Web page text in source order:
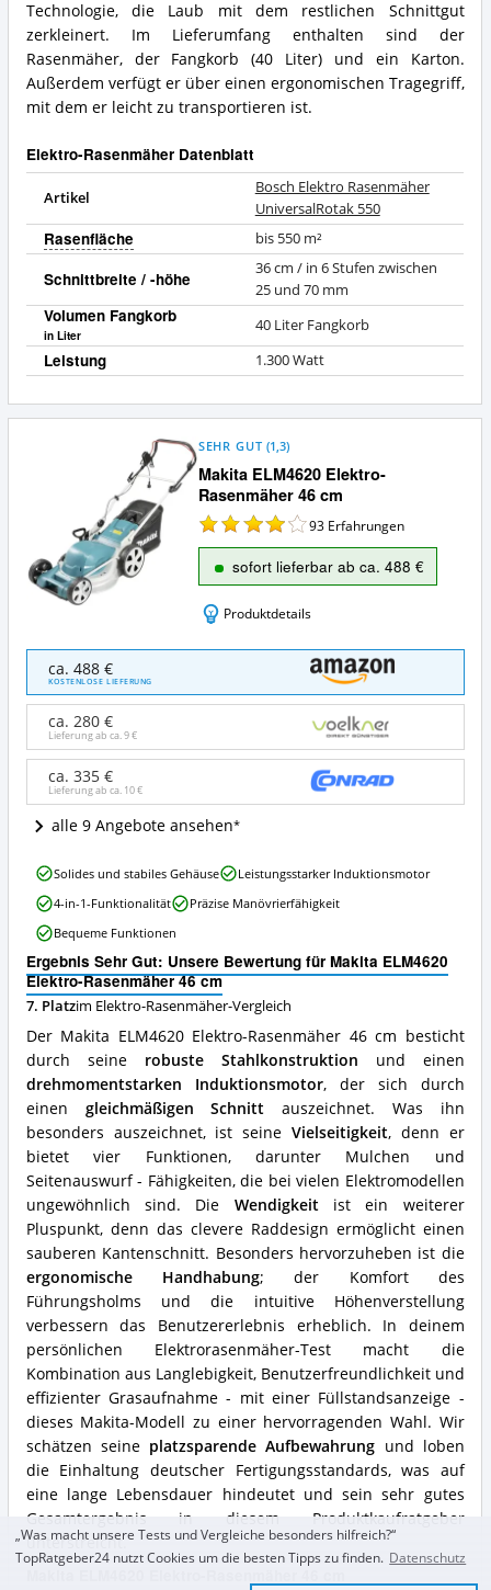
Technologie, die Laub mit dem restlichen Schnittgut
zerkleinert. Im Lieferumfang enthalten sind der
Rasenmäher, der Fangkorb (40 Liter) und ein Karton.
Außerdem verfügt er über einen ergonomischen Tragegriff,
mit dem er leicht zu transportieren ist.
Elektro-Rasenmäher Datenblatt
Artikel
Bosch Elektro Rasenmäher
UniversalRotak 550
Rasenfläche bis 550 m²
Schnittbreite / -höhe
36 cm / in 6 Stufen zwischen
25 und 70 mm
Volumen Fangkorb
in Liter
40 Liter Fangkorb
Leistung 1.300 Watt
Makita ELM4620 Elektro-
Rasenmäher 46 cm
SEHR GUT (1,3)
93 Erfahrungen
sofort lieferbar ab ca. 488 €
Produktdetails
ELM4620
Elektro-
Rasenmäher
cm
Angebote:
ist
dieser
Rasenmäher
erhältlich?
ca. 488 €
KOSTENLOSE LIEFERUNG
ca. 280 €
Lieferung ab ca.9 €
ca. 335 €
Lieferung ab ca. 10 €
alle 9 Angebote ansehen
Ergebnis Sehr Gut: Unsere Bewertung für Makita ELM4620
Elektro-Rasenmäher 46 cm
7. Platzim Elektro-Rasenmäher-Vergleich
Der Makita ELM4620 Elektro-Rasenmäher 46 cm besticht
durch seine robuste Stahlkonstruktion und einen
drehmomentstarken Induktionsmotor, der sich durch
einen gleichmäßigen Schnitt auszeichnet. Was ihn
besonders auszeichnet, ist seineVielseitigkeit, denn er
bietet vier Funktionen, darunter Mulchen und
Seitenauswurf - Fähigkeiten, die bei vielen Elektromodellen
ungewöhnlich sind. Die Wendigkeitist ein weiterer
Pluspunkt, denn das clevere Raddesign ermöglicht einen
sauberen Kantenschnitt. Besonders hervorzuheben ist die
ergonomische Handhabung; der Komfort des
Führungsholms und die intuitive Höhenverstellung
verbessern das Benutzererlebnis erheblich. In deinem
persönlichen Elektrorasenmäher-Test macht die
Kombination aus Langlebigkeit, Benutzerfreundlichkeit und
effizienter Grasaufnahme - mit einer Füllstandsanzeige -
dieses Makita-Modell zu einer hervorragenden Wahl. Wir
schätzen seine platzsparende Aufbewahrung und loben
die Einhaltung deutscher Fertigungsstandards, was auf
eine lange Lebensdauer hindeutet und sein sehr gutes
Gesamtergebnis in diesem Produktkaufratgeber
unterstreicht.
Makita
ELM4620
Elektro-
Rasenmäher
46
cm
Vorteile:
Was
spricht
für
diesen
Elektro-
Rasenmäher?
Solides und stabiles Gehäuse
Leistungsstarker Induktionsmotor
4-in-1-Funktionalität
Präzise Manövrierfähigkeit
Bequeme Funktionen
„Was macht unsere Tests und Vergleiche besonders hilfreich?“
TopRatgeber24 nutzt Cookies um die besten Tipps zu finden. Datenschutz